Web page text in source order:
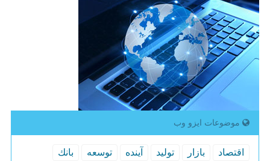
موضوعات ایزو وب
اقتصاد بازار تولید آینده توسعه
بانك